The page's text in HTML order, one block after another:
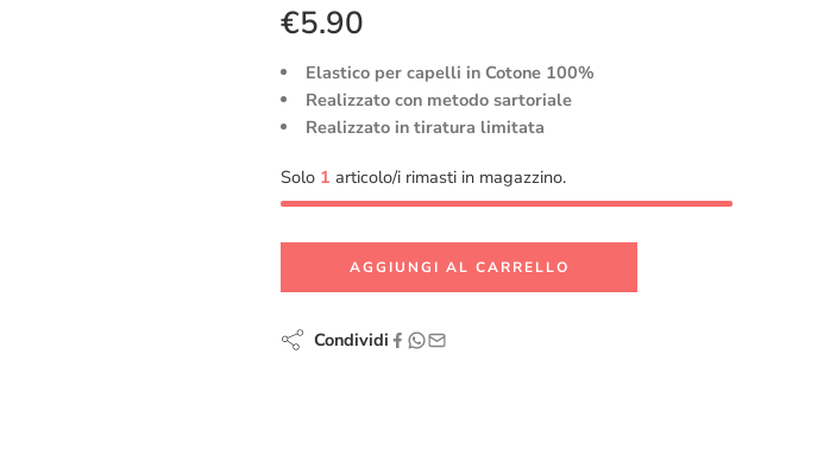
€5.90
Elastico per capelli in Cotone 100%
Realizzato con metodo sartoriale
Realizzato in tiratura limitata
Solo 1 articolo/i rimasti in magazzino.
AGGIUNGI AL CARRELLO
Condividi